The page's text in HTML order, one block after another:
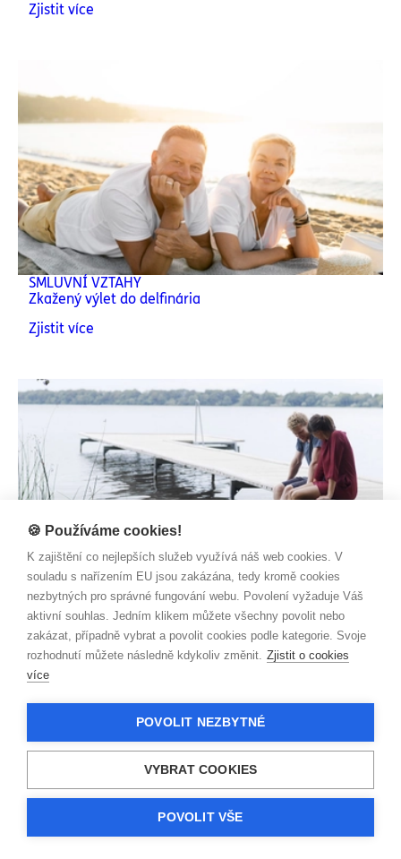
Zjistit více
SMLUVNÍ VZTAHY
Zkažený výlet do delfinária
Zjistit více
SMLUVNÍ VZTAHY
Svatba není jen radost, ale také starost
Zjistit více
🍪 Používáme cookies!
K zajištění co nejlepších služeb využívá náš web cookies. V
souladu s nařízením EU jsou zakázána, tedy kromě cookies
nezbytných pro správné fungování webu. Povolení vyžaduje Váš
aktivní souhlas. Jedním klikem můžete všechny povolit nebo
zakázat, případně vybrat a povolit cookies podle kategorie. Svoje
rozhodnutí můžete následně kdykoliv změnit. Zjistit o cookies
více
POVOLIT NEZBYTNÉ
VYBRAT COOKIES
POVOLIT VŠE